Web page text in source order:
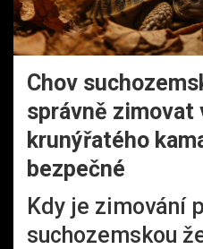
Chov
správně zimovat
krunýřatého
bezpečné
Kdy je zimování
suchozemskou